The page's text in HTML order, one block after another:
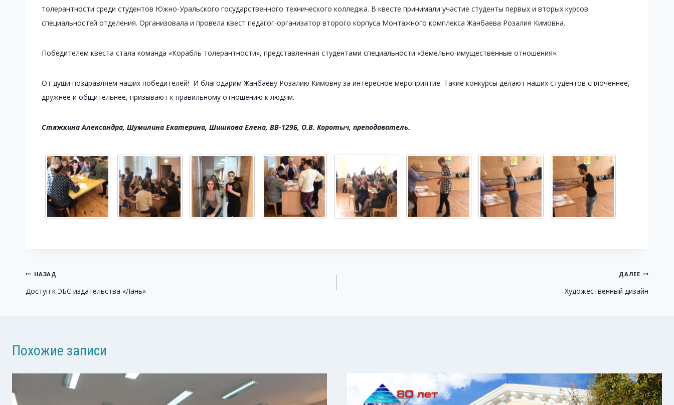
толерантности среди студентов Южно-Уральского государственного технического колледжа. В квесте принимали участие студенты первых и вторых курсов
специальностей отделения. Организовала и провела квест педагог-организатор второго корпуса Монтажного комплекса Жанбаева Розалия Кимовна.
Победителем квеста стала команда «Корабль толерантности», представленная студентами специальности «Земельно-имущественные отношения».
От души поздравляем наших победителей! И благодарим Жанбаеву Розалию Кимовну за интересное мероприятие. Такие конкурсы делают наших студентов сплоченнее,
дружнее и общительнее, призывают к правильному отношению к людям.
Стяжкина Александра, Шумилина Екатерина, Шишкова Елена, ВВ-129Б, О.В. Коротыч, преподаватель.
Навигация
по
НАЗАД
Доступ к ЭБС издательства «Лань»
ДАЛЕЕ
Художественный дизайн
Похожие записи